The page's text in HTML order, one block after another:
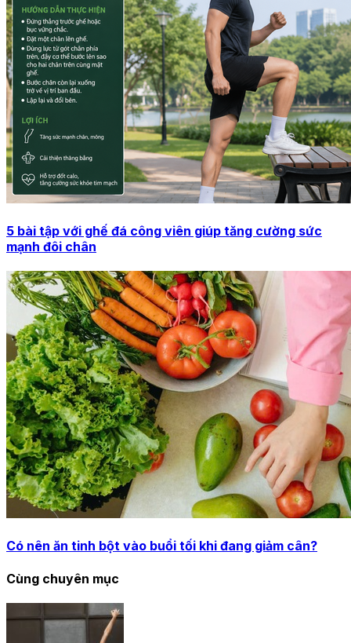
5 bài tập với ghế đá công viên giúp tăng cường sức
mạnh đôi chân
Có nên ăn tinh bột vào buổi tối khi đang giảm cân?
Cùng chuyên mục